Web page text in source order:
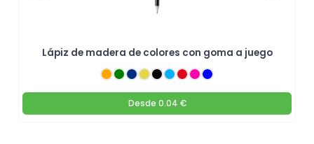
Lápiz de madera de colores con goma a juego
Desde 0.04 €